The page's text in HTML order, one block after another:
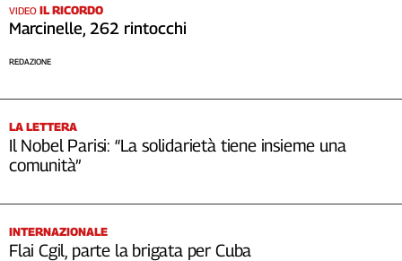
VIDEO IL RICORDO
Marcinelle, 262 rintocchi
REDAZIONE
LA LETTERA
Il Nobel Parisi: “La solidarietà tiene insieme una
comunità”
INTERNAZIONALE
Flai Cgil, parte la brigata per Cuba